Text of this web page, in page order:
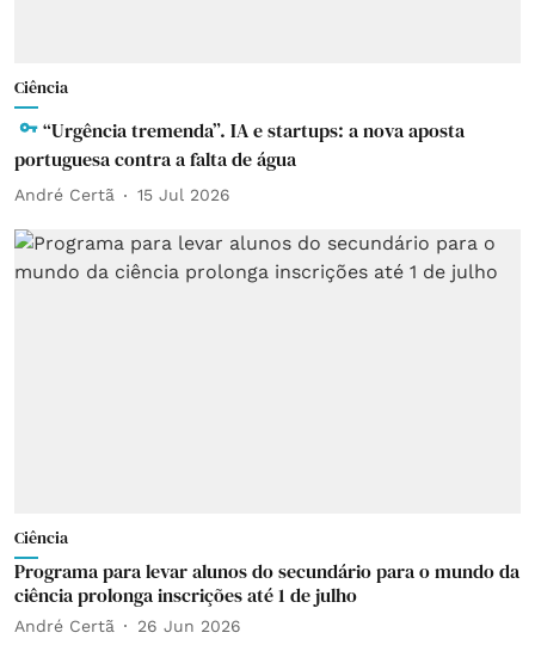
Ciência
“Urgência tremenda”. IA e startups: a nova aposta
portuguesa contra a falta de água
André Certã 15 Jul 2026
Ciência
Programa para levar alunos do secundário para o mundo da
ciência prolonga inscrições até 1 de julho
André Certã 26 Jun 2026